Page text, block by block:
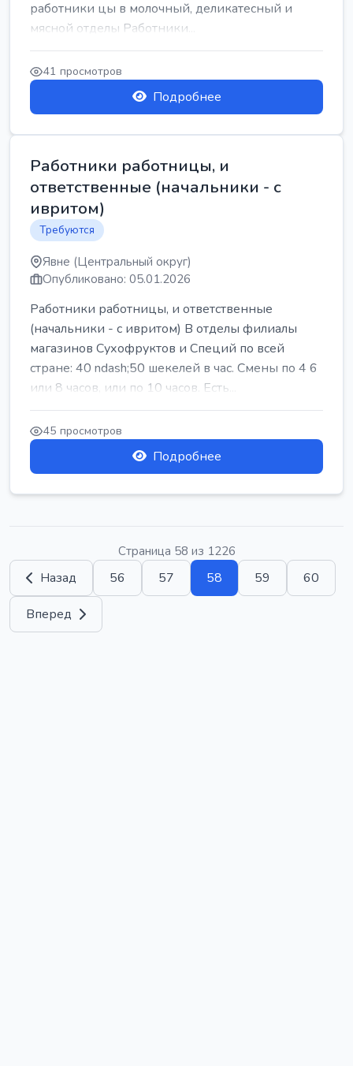
работники цы в молочный, деликатесный и
мясной отделы Работники...
41 просмотров
Подробнее
Работники работницы, и
ответственные (начальники - с
ивритом)
Требуются
Явне (Центральный округ)
Опубликовано: 05.01.2026
Работники работницы, и ответственные
(начальники - с ивритом) В отделы филиалы
магазинов Сухофруктов и Специй по всей
стране: 40 ndash;50 шекелей в час. Смены по 4 6
или 8 часов, или по 10 часов. Есть...
45 просмотров
Подробнее
Страница 58 из 1226
Назад 56 57 58 59 60
Вперед